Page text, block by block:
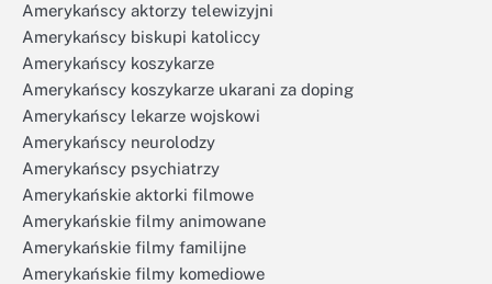
Amerykańscy aktorzy telewizyjni
Amerykańscy biskupi katoliccy
Amerykańscy koszykarze
Amerykańscy koszykarze ukarani za doping
Amerykańscy lekarze wojskowi
Amerykańscy neurolodzy
Amerykańscy psychiatrzy
Amerykańskie aktorki filmowe
Amerykańskie filmy animowane
Amerykańskie filmy familijne
Amerykańskie filmy komediowe